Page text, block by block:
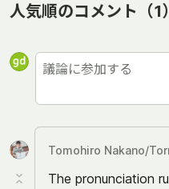
人気順のコメント （1）
Tomohiro Nakano/
The pronunciation